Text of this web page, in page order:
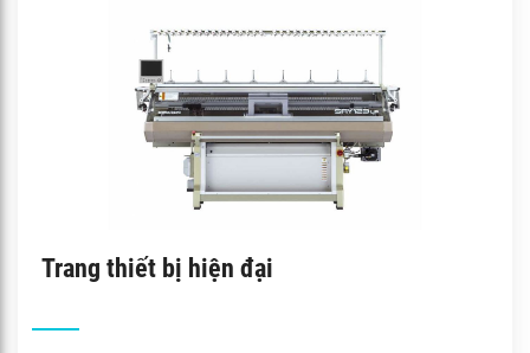
Trang thiết bị hiện đại